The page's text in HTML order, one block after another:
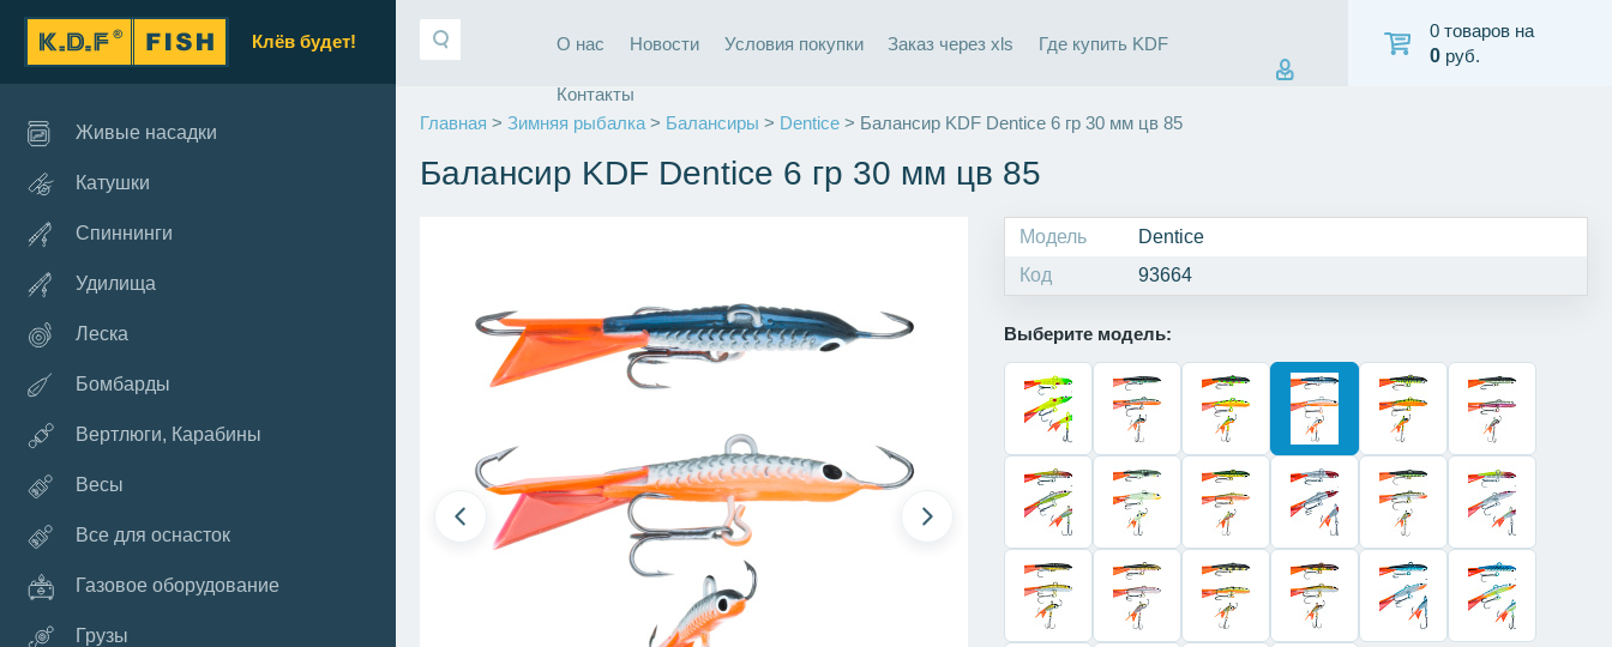
Клёв будет!
Живые насадки
Катушки
Спиннинги
Удилища
Леска
Бомбарды
Вертлюги, Карабины
Весы
Все для оснасток
Газовое оборудование
Грузы
О нас Новости Условия покупки Заказ через xls Где купить KDF
Контакты
0 товаров на
0 руб.
Главная > Зимняя рыбалка > Балансиры > Dentice > Балансир KDF Dentice 6 гр 30 мм цв 85
Балансир KDF Dentice 6 гр 30 мм цв 85
Модель
Dentice
Код
93664
Выберите модель: